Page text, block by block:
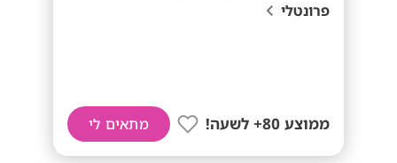
פרונטלי
ממוצע 80+ לשעה! מתאים לי